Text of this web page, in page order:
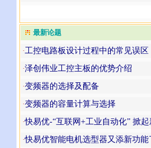
最新论题
·工控电路板设计过程中的常见误区
·泽创伟业工控主板的优势介绍
·变频器的选择及配备
·变频器的容量计算与选择
·快易优-“互联网+工业自动化” 掀
·快易优智能电机选型器又添新功能